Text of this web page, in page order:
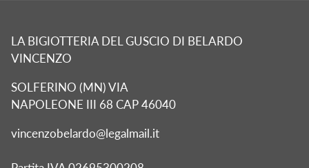
LA BIGIOTTERIA DEL GUSCIO DI BELARDO
VINCENZO
SOLFERINO (MN) VIA
NAPOLEONE III 68 CAP 46040
vincenzobelardo@legalmail.it